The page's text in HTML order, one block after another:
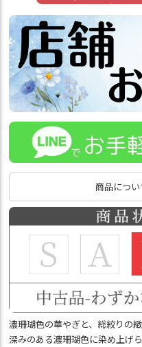
商品につ
濃珊瑚色の華やぎと、総絞りの緻
深みのある濃珊瑚色に染め上げ